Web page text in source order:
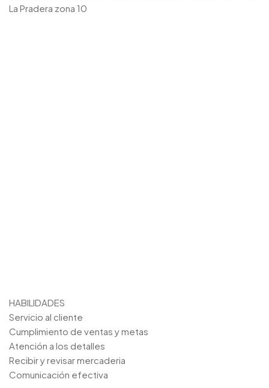
La Pradera zona 10
HABILIDADES
Servicio al cliente
Cumplimiento de ventas y metas
Atención a los detalles
Recibir y revisar mercaderia
Comunicación efectiva